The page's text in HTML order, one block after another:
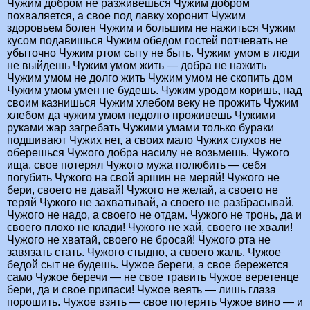
Чужим добром не разживешься Чужим добром
похваляется, а свое под лавку хоронит Чужим
здоровьем болен Чужим и большим не нажиться Чужим
кусом подавишься Чужим обедом гостей потчевать не
убыточно Чужим ртом сыту не быть. Чужим умом в люди
не выйдешь Чужим умом жить — добра не нажить
Чужим умом не долго жить Чужим умом не скопить дом
Чужим умом умен не будешь. Чужим уродом коришь, над
своим казнишься Чужим хлебом веку не прожить Чужим
хлебом да чужим умом недолго проживешь Чужими
руками жар загребать Чужими умами только бураки
подшивают Чужих нет, а своих мало Чужих слухов не
оберешься Чужого добра насилу не возьмешь. Чужого
ища, свое потерял Чужого мужа полюбить — себя
погубить Чужого на свой аршин не меряй! Чужого не
бери, своего не давай! Чужого не желай, а своего не
теряй Чужого не захватывай, а своего не разбрасывай.
Чужого не надо, а своего не отдам. Чужого не тронь, да и
своего плохо не клади! Чужого не хай, своего не хвали!
Чужого не хватай, своего не бросай! Чужого рта не
завязать стать. Чужого стыдно, а своего жаль. Чужое
бедой сыт не будешь. Чужое береги, а свое бережется
само Чужое беречи — не свое травить Чужое веретенце
бери, да и свое припаси! Чужое веять — лишь глаза
порошить. Чужое взять — свое потерять Чужое вино — и